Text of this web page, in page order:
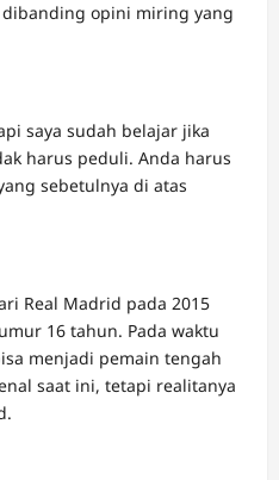
opini miring yang
saya sudah belajar jika
harus peduli. Anda harus
sebetulnya di atas
Real Madrid pada 2015
16 tahun. Pada waktu
menjadi pemain tengah
saat ini, tetapi realitanya